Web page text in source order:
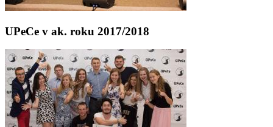
UPeCe v ak. roku 2017/2018